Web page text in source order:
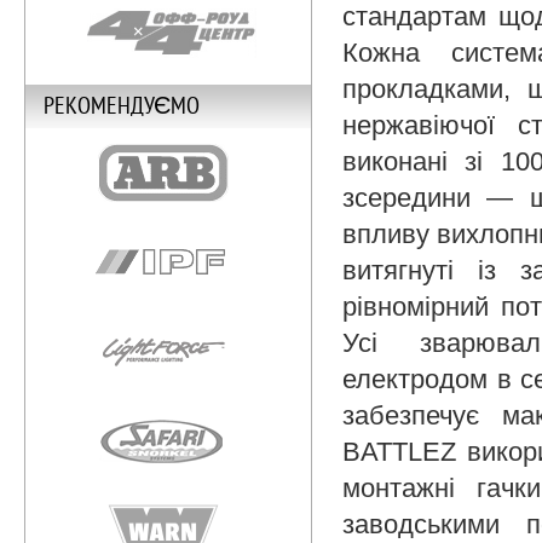
стандартам
Кожна
прокладками,
нержавіючої
виконані зі
зсередини —
впливу
витягнуті із
рівномірний
Усі
електродом в
забезпечує
BATTLEZ
монтажні
заводськими
РЕКОМЕНДУЄМО